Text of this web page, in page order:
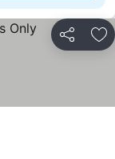
Condividi